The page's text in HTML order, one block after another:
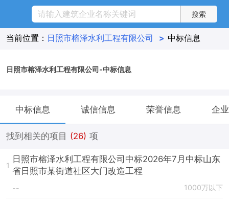
当前位置： 日照市榕泽水利工程有限公司 > 中标信息
日照市榕泽水利工程有限公司-中标信息
中标信息 诚信信息 荣誉信息 企
找到相关的项目 (26) 项
1
日照市榕泽水利工程有限公司中标2026年7月中标山东
省日照市某街道社区大门改造工程
-- 1000万以下